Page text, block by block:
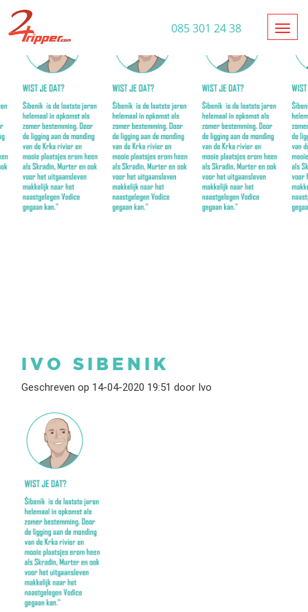
085 301 24 38
IVO SIBENIK
Geschreven op 14-04-2020 19:51 door Ivo